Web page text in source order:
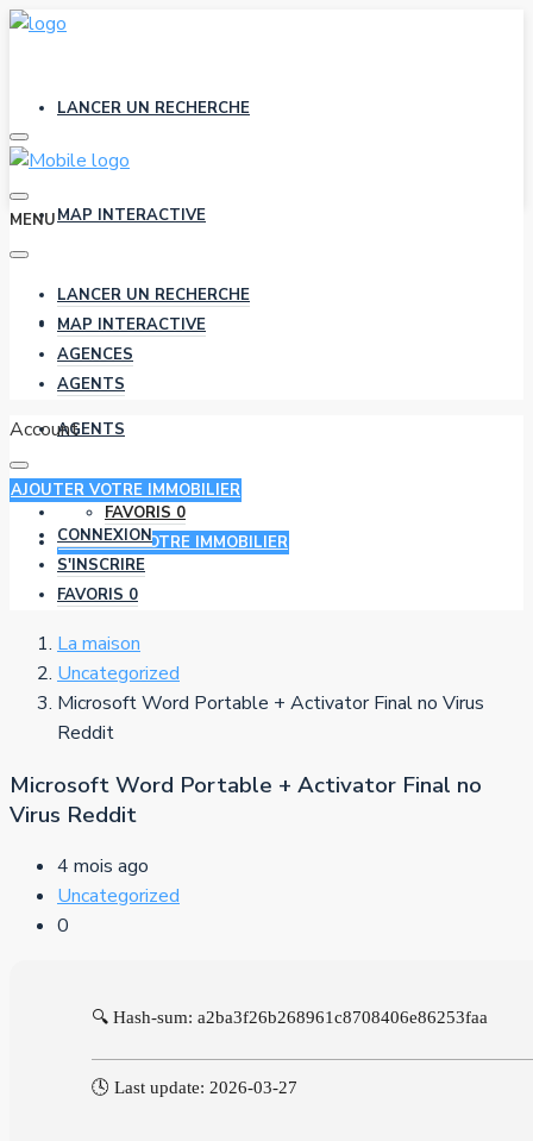
LANCER UN RECHERCHE
MAP INTERACTIVE
AGENCES
AGENTS
FAVORIS 0
AJOUTER VOTRE IMMOBILIER
MENU
LANCER UN RECHERCHE
MAP INTERACTIVE
AGENCES
AGENTS
Account
AJOUTER VOTRE IMMOBILIER
CONNEXION
S'INSCRIRE
FAVORIS 0
La maison
Uncategorized
Microsoft Word Portable + Activator Final no Virus
Reddit
Microsoft Word Portable + Activator Final no
Virus Reddit
4 mois ago
Uncategorized
0
🔍 Hash-sum: a2ba3f26b268961c8708406e86253faa
🕓 Last update: 2026-03-27